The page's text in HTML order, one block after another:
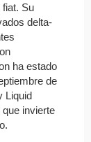
fiat. Su
delta-
ha estado
de
Liquid
invierte